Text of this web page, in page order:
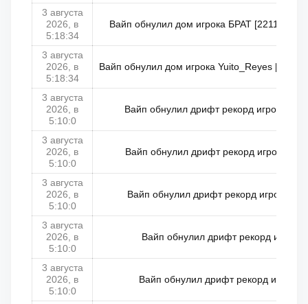
3 августа
2026, в
5:18:34
Вайп обнулил дом игрока БРАТ [2211864]
3 августа
2026, в
5:18:34
Вайп обнулил дом игрока Yuito_Reyes
3 августа
2026, в
5:10:0
Вайп обнулил дрифт рекорд игрока
3 августа
2026, в
5:10:0
Вайп обнулил дрифт рекорд игрока
3 августа
2026, в
5:10:0
Вайп обнулил дрифт рекорд игрока
3 августа
2026, в
5:10:0
Вайп обнулил дрифт рекорд игрока
3 августа
2026, в
5:10:0
Вайп обнулил дрифт рекорд игрока